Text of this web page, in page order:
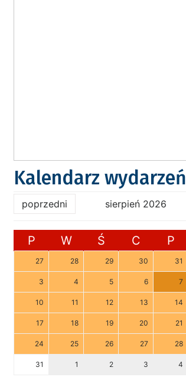
Kalendarz wydarzeń
poprzedni sierpień 2026
P W Ś C P
27 28 29 30 31
3 4 5 6 7
10 11 12 13 14
17 18 19 20 21
24 25 26 27 28
31 1 2 3 4